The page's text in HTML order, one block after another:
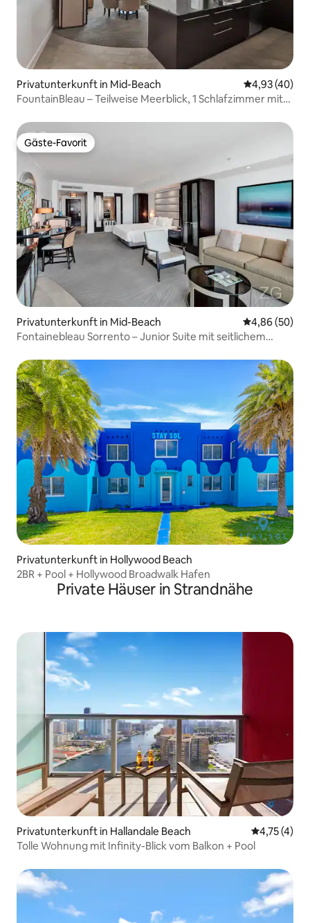
Privatunterkunft in Mid-Beach
4,93 (40)
FountainBleau – Teilweise Meerblick, 1 Schlafzimmer mit
Gäste-Favorit
Gäste-Favorit
Privatunterkunft in Mid-Beach
4,86 (50)
Fontainebleau Sorrento – Junior Suite mit seitlichem
Privatunterkunft in Hollywood Beach
2BR + Pool + Hollywood Broadwalk Hafen
Private Häuser in Strandnähe
Privatunterkunft in Hallandale Beach
4,75 (4)
Tolle Wohnung mit Infinity-Blick vom Balkon + Pool